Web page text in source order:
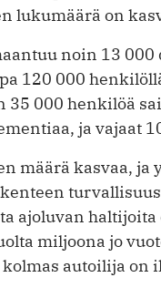
lukumäärä on
noin 13 000
120 000
000 henkilöä
ja vajaat
määrä kasvaa, ja
ajoluvan
miljoona jo
autoilija on